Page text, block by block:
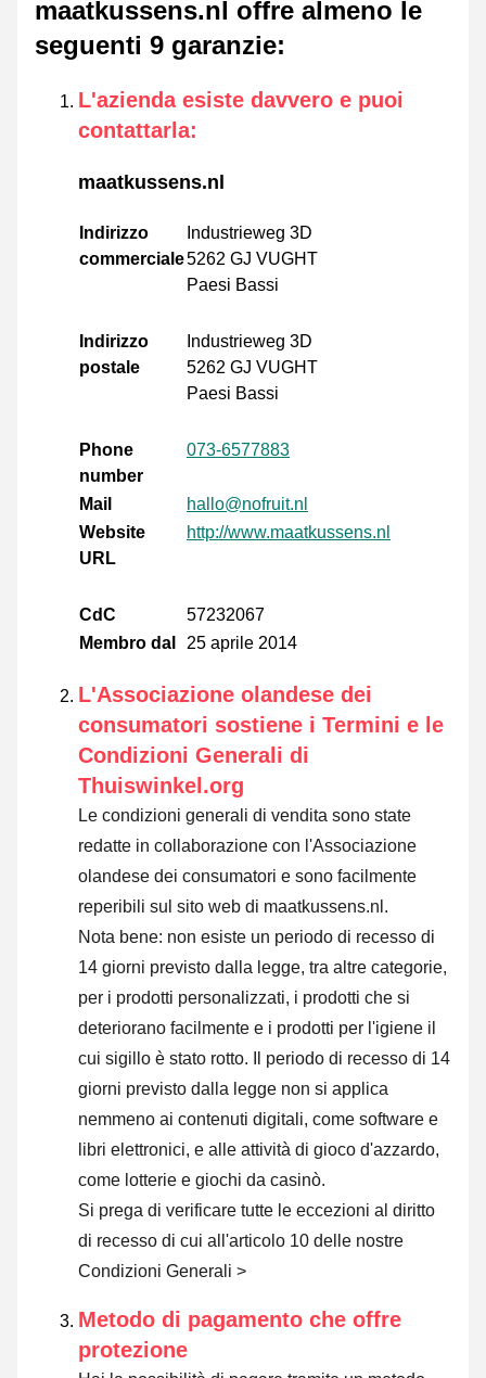
maatkussens.nl offre almeno le
seguenti 9 garanzie:
L'azienda esiste davvero e puoi
contattarla:
maatkussens.nl
Indirizzo
commerciale
Industrieweg 3D
5262 GJ VUGHT
Paesi Bassi
Indirizzo
postale
Industrieweg 3D
5262 GJ VUGHT
Paesi Bassi
Phone
number
073-6577883
Mail
hallo@nofruit.nl
Website
URL
http://www.maatkussens.nl
CdC
57232067
Membro dal
25 aprile 2014
L'Associazione olandese dei
consumatori sostiene i Termini e le
Condizioni Generali di
Thuiswinkel.org
Le condizioni generali di vendita sono state
redatte in collaborazione con l'Associazione
olandese dei consumatori e sono facilmente
reperibili sul sito web di maatkussens.nl.
Nota bene: non esiste un periodo di recesso di
14 giorni previsto dalla legge, tra altre categorie,
per i prodotti personalizzati, i prodotti che si
deteriorano facilmente e i prodotti per l'igiene il
cui sigillo è stato rotto. Il periodo di recesso di 14
giorni previsto dalla legge non si applica
nemmeno ai contenuti digitali, come software e
libri elettronici, e alle attività di gioco d'azzardo,
come lotterie e giochi da casinò.
Si prega di verificare tutte le eccezioni al diritto
di recesso di cui all'articolo 10 delle nostre
Condizioni Generali >
Metodo di pagamento che offre
protezione